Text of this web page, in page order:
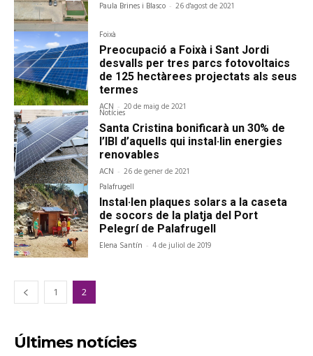
Paula Brines i Blasco - 26 d'agost de 2021
Foixà
Preocupació a Foixà i Sant Jordi
desvalls per tres parcs fotovoltaics
de 125 hectàrees projectats als seus
termes
ACN - 20 de maig de 2021
Notícies
Santa Cristina bonificarà un 30% de
l’IBI d’aquells qui instal·lin energies
renovables
ACN - 26 de gener de 2021
Palafrugell
Instal·len plaques solars a la caseta
de socors de la platja del Port
Pelegrí de Palafrugell
Elena Santín - 4 de juliol de 2019
1 2
Últimes notícies